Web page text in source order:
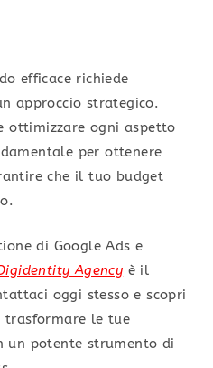
efficace richiede
approccio strategico.
ottimizzare ogni aspetto
per ottenere
che il tuo budget
di Google Ads e
Agency è il
oggi stesso e scopri
trasformare le tue
un potente strumento di